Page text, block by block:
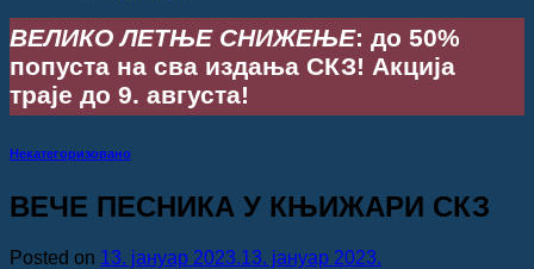
ВЕЛИКО ЛЕТЊЕ СНИЖЕЊЕ: до 50%
попуста на сва издања СКЗ! Акција
траје до 9. августа!
Некатегоризовано
ВЕЧЕ ПЕСНИКА У КЊИЖАРИ СКЗ
Posted on 13. јануар 2023.13. јануар 2023.